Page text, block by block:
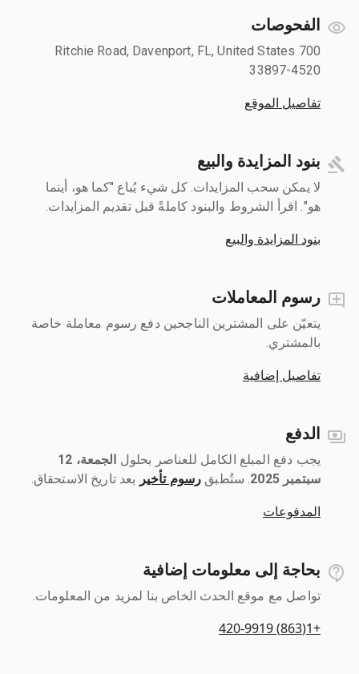
الفحوصات
700 Ritchie Road, Davenport, FL, United States
33897-4520
تفاصيل الموقع
بنود المزايدة والبيع
لا يمكن سحب المزايدات. كل شيء يُباع "كما هو، أينما
هو". اقرأ الشروط والبنود كاملةً قبل تقديم المزايدات.
بنود المزايدة والبيع
رسوم المعاملات
يتعيّن على المشترين الناجحين دفع رسوم معاملة خاصة
بالمشتري.
تفاصيل إضافية
الدفع
يجب دفع المبلغ الكامل للعناصر بحلول ‎
الجمعة، 12
سبتمبر 2025
‎. ستُطبق رسوم تأخير بعد تاريخ الاستحقاق.
المدفوعات
بحاجة إلى معلومات إضافية
تواصل مع موقع الحدث الخاص بنا لمزيد من المعلومات.
+1(863) 420-9919